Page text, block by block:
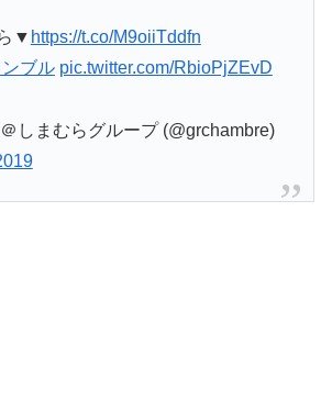
▼ https://t.co/M9oiiTddfn
ブル pic.twitter.com/RbioPjZEvD
しまむらグループ (@grchambre)